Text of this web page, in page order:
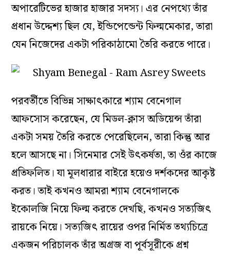
অপারেটিভের হাজার হাজার সদস্য। এর নেপথ্যে তাঁর
প্রধান উদ্দেশ্য ছিল যে, ইন্ডিপেন্ডেন্ট ফিল্মমেকার, তারা
যেন নিজেদের একটা পরিকাঠামো তৈরি করতে পারে।
পরবর্তীতে বিভিন্ন সাক্ষাৎকারে শ্যাম বেনেগাল
আফসোস করেছেন, যে মিডল-ক্লাস অডিয়েন্স তাঁরা
একটা সময় তৈরি করতে পেরেছিলেন, তারা কিন্তু আর
হলে আসছে না। সিনেমার সেই উৎকর্ষতা, তা ওঁর কাজে
প্রতিফলিত। যা মূলধারার বাইরে হয়েও দর্শকদের আকৃষ্ট
করত। তাই কখনও আমরা শ্যাম বেনেগালকে
ইকোলজি নিয়ে ফিল্ম করতে দেখছি, কখনও সত্যজিৎ
রায়কে নিয়ে। সত্যজিৎ রায়ের ওপর নির্মিত তথ্যচিত্রে
একজন পরিচালক তাঁর অগ্রজ বা পূর্বসূরীকে প্রশ্ন